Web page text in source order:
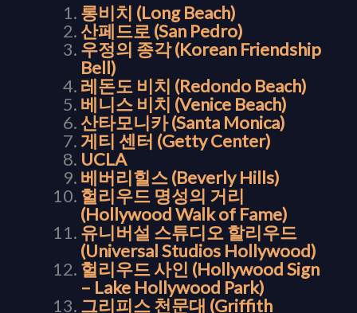
롱비치 (Long Beach)
산페드로 (San Pedro)
우정의 종각 (Korean Friendship
Bell)
레돈도 비치 (Redondo Beach)
베니스 비치 (Venice Beach)
산타모니카 (Santa Monica)
게티 센터 (Getty Center)
UCLA
베버리힐스 (Beverly Hills)
헐리우드 명성의 거리
(Hollywood Walk of Fame)
유니버설 스튜디오 할리우드
(Universal Studios Hollywood)
헐리우드 사인 (Hollywood Sign
– Lake Hollywood Park)
그리피스 천문대 (Griffith